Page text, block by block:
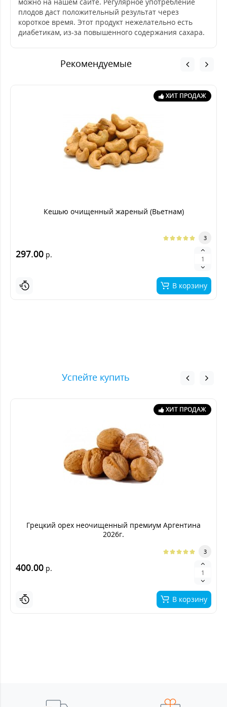
плодов даст положительный результат через
короткое время. Этот продукт нежелательно есть
диабетикам, из-за повышенного содержания сахара.
Рекомендуемые
ХИТ ПРОДАЖ
Кешью очищенный жареный (Вьетнам)
3
297.00 р.
В корзину
Успейте купить
ХИТ ПРОДАЖ
Грецкий орех неочищенный премиум Аргентина
2026г.
3
400.00 р.
В корзину